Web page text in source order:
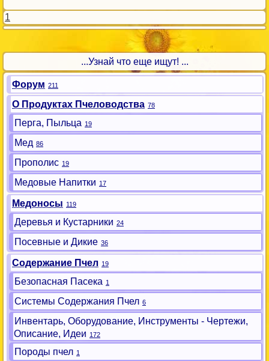
1
...Узнай что еще ищут! ...
Форум 211
О Продуктах Пчеловодства 78
Перга, Пыльца 19
Мед 86
Прополис 19
Медовые Напитки 17
Медоносы 119
Деревья и Кустарники 24
Посевные и Дикие 36
Содержание Пчел 19
Безопасная Пасека 1
Системы Содержания Пчел 6
Инвентарь, Оборудование, Инструменты - Чертежи,
Описание, Идеи 172
Породы пчел 1